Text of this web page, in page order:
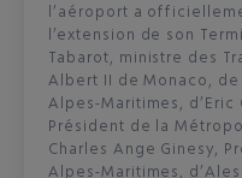
l’aéroport a
l’extension de son
Tabarot, ministre des
Albert II de Monaco,
Alpes-Maritimes,
Président de la
Charles Ange Ginesy,
Alpes-Maritimes,